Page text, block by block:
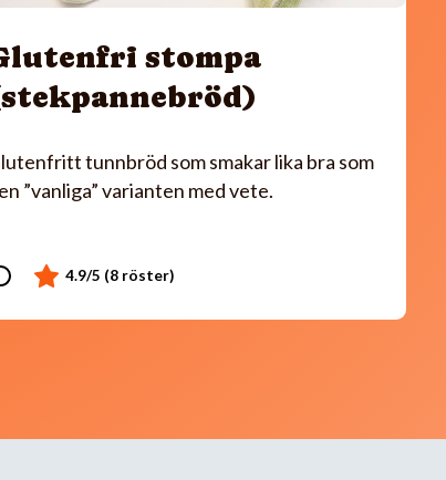
stompa
tunnbröd som smakar lika bra som
”vanliga” varianten med vete.